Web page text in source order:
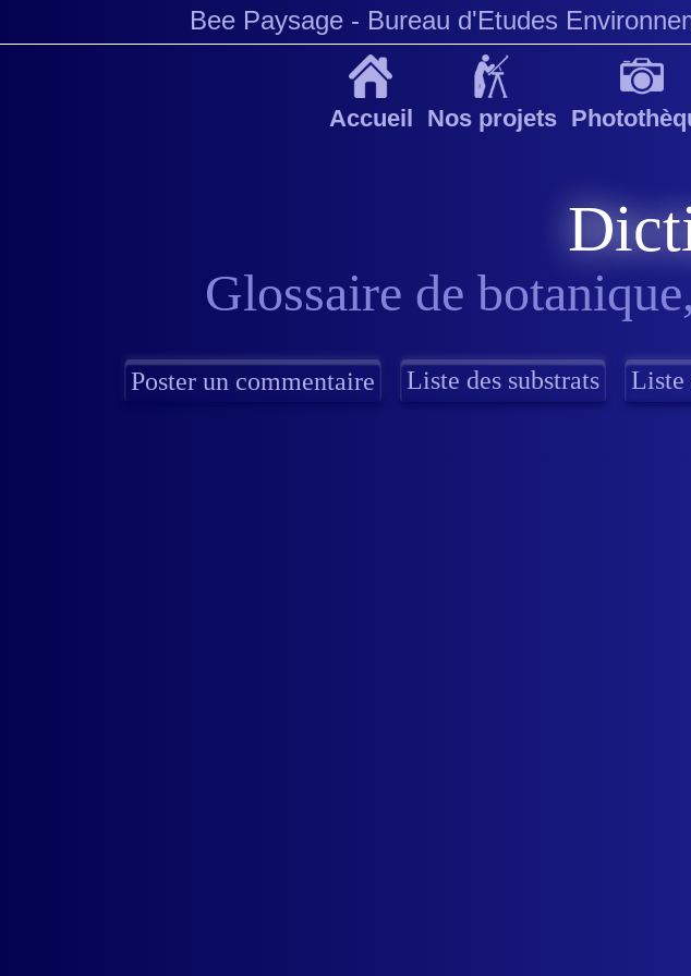
Bee Paysage - Bureau d'Etudes
Accueil Nos projets
Glossaire de
Liste des substrats Liste